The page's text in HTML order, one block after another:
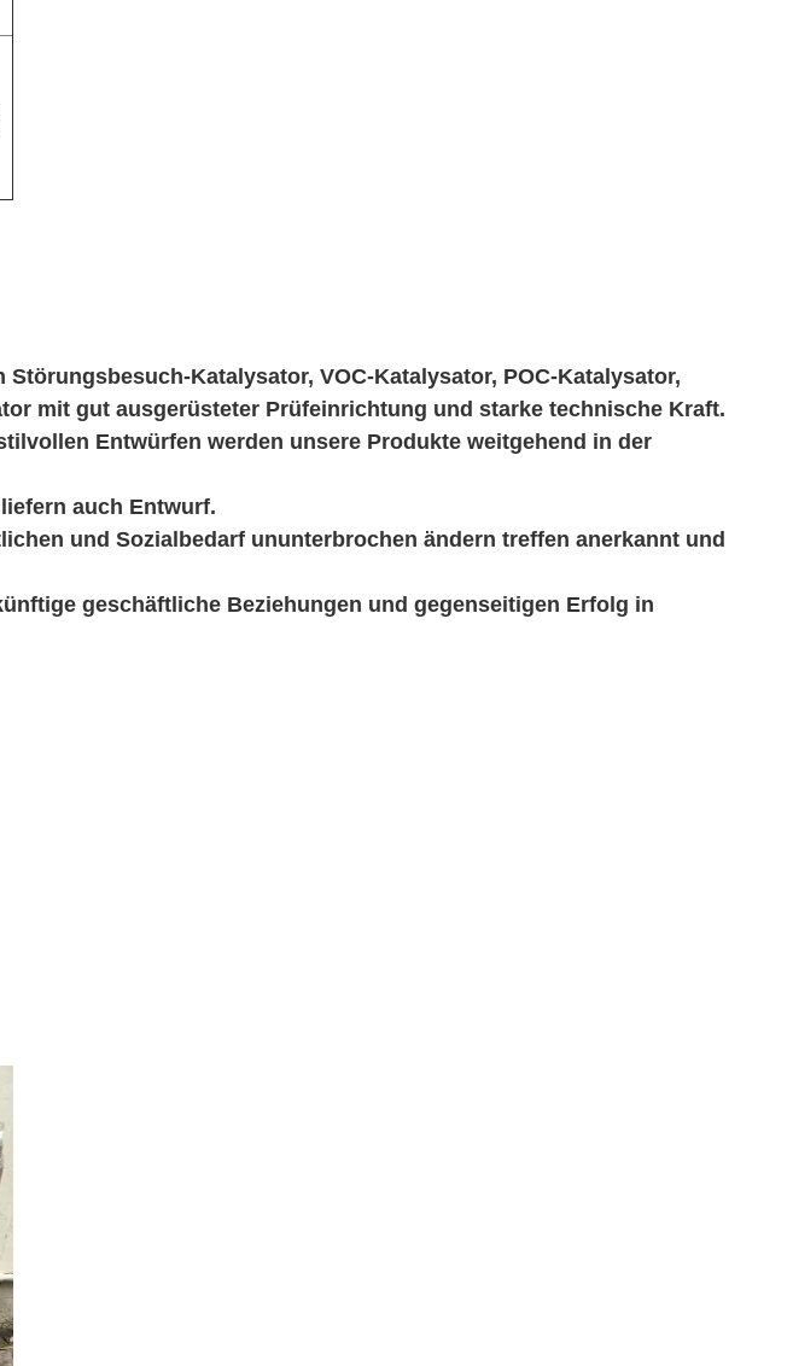
Störungsbesuch-Katalysator, VOC-Katalysator, POC-Katalysator,
mit gut ausgerüsteter Prüfeinrichtung und starke technische Kraft.
Entwürfen werden unsere Produkte weitgehend in der
auch Entwurf.
und Sozialbedarf ununterbrochen ändern treffen anerkannt und
geschäftliche Beziehungen und gegenseitigen Erfolg in